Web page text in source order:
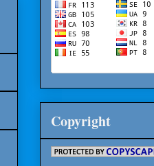
Copyright